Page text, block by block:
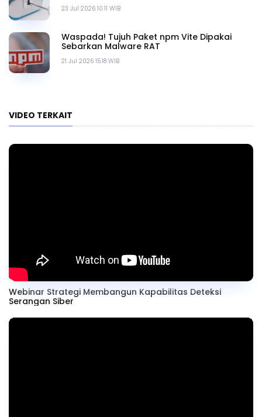
23 Jul 2026 10.11 WIB
21 Jul 2026 15.18 WIB
Waspada! Tujuh Paket npm Vite Dipakai
Sebarkan Malware RAT
VIDEO TERKAIT
Webinar Strategi Membangun Kapabilitas Deteksi
Serangan Siber